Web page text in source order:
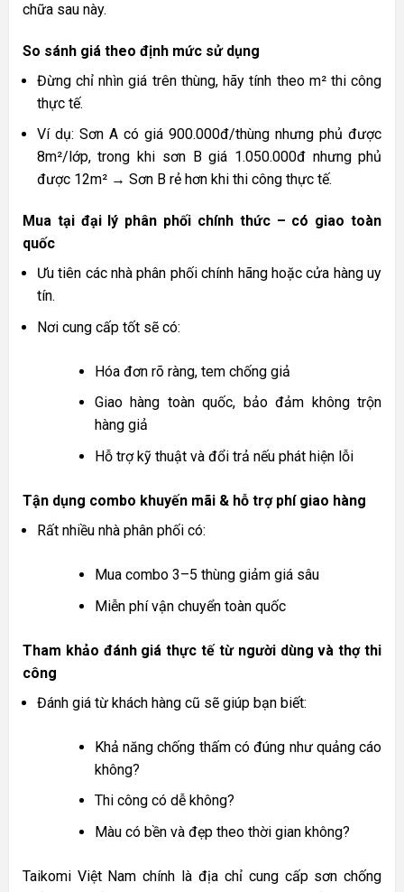
chữa sau này.
So sánh giá theo định mức sử dụng
Đừng chỉ nhìn giá trên thùng, hãy tính theo m² thi công
thực tế.
Ví dụ: Sơn A có giá 900.000đ/thùng nhưng phủ được
8m²/lớp, trong khi sơn B giá 1.050.000đ nhưng phủ
được 12m² → Sơn B rẻ hơn khi thi công thực tế.
Mua tại đại lý phân phối chính thức – có giao toàn
quốc
Ưu tiên các nhà phân phối chính hãng hoặc cửa hàng uy
tín.
Nơi cung cấp tốt sẽ có:
Hóa đơn rõ ràng, tem chống giả
Giao hàng toàn quốc, bảo đảm không trộn
hàng giả
Hỗ trợ kỹ thuật và đổi trả nếu phát hiện lỗi
Tận dụng combo khuyến mãi & hỗ trợ phí giao hàng
Rất nhiều nhà phân phối có:
Mua combo 3–5 thùng giảm giá sâu
Miễn phí vận chuyển toàn quốc
Tham khảo đánh giá thực tế từ người dùng và thợ thi
công
Đánh giá từ khách hàng cũ sẽ giúp bạn biết:
Khả năng chống thấm có đúng như quảng cáo
không?
Thi công có dễ không?
Màu có bền và đẹp theo thời gian không?
Taikomi Việt Nam chính là địa chỉ cung cấp sơn chống